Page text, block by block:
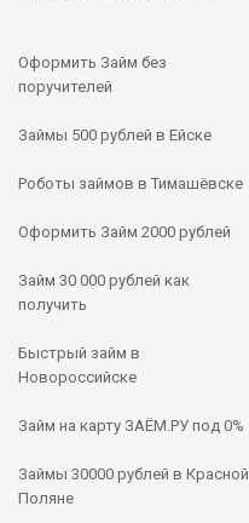
Оформить Займ без
поручителей
Займы 500 рублей в Ейске
Роботы займов в Тимашёвске
Оформить Займ 2000 рублей
Займ 30 000 рублей как
получить
Быстрый займ в
Новороссийске
Займ на карту ЗАЁМ.РУ под 0%
Займы 30000 рублей в Красной
Поляне